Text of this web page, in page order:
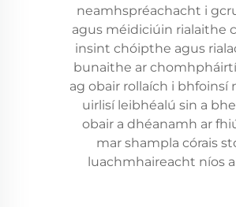
neamhspréachacht i
agus méidiciúin rialaithe
insint chóipthe agus
bunaithe ar chomhpháirtí
ag obair rollaích i bhfoinsí
uirlisí leibhéalú sin a
obair a dhéanamh ar
mar shampla córais
luachmhaireacht níos